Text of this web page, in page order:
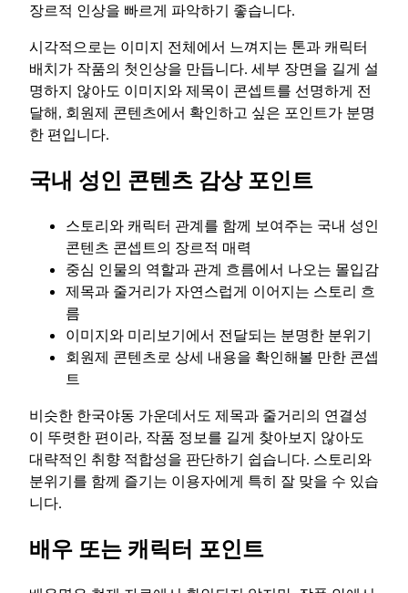
장르적 인상을 빠르게 파악하기 좋습니다.
시각적으로는 이미지 전체에서 느껴지는 톤과 캐릭터
배치가 작품의 첫인상을 만듭니다. 세부 장면을 길게 설
명하지 않아도 이미지와 제목이 콘셉트를 선명하게 전
달해, 회원제 콘텐츠에서 확인하고 싶은 포인트가 분명
한 편입니다.
국내 성인 콘텐츠 감상 포인트
스토리와 캐릭터 관계를 함께 보여주는 국내 성인
콘텐츠 콘셉트의 장르적 매력
중심 인물의 역할과 관계 흐름에서 나오는 몰입감
제목과 줄거리가 자연스럽게 이어지는 스토리 흐
름
이미지와 미리보기에서 전달되는 분명한 분위기
회원제 콘텐츠로 상세 내용을 확인해볼 만한 콘셉
트
비슷한 한국야동 가운데서도 제목과 줄거리의 연결성
이 뚜렷한 편이라, 작품 정보를 길게 찾아보지 않아도
대략적인 취향 적합성을 판단하기 쉽습니다. 스토리와
분위기를 함께 즐기는 이용자에게 특히 잘 맞을 수 있습
니다.
배우 또는 캐릭터 포인트